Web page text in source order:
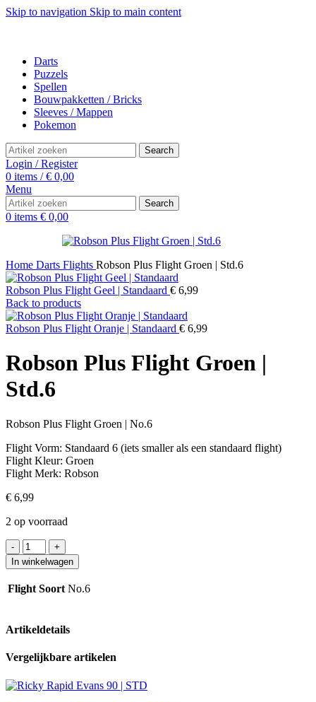
Skip to navigation Skip to main content
Darts
Puzzels
Spellen
Bouwpakketten / Bricks
Sleeves / Mappen
Pokemon
Search
Login / Register
0 items / € 0,00
Menu
Search
0 items € 0,00
Home Darts Flights Robson Plus Flight Groen | Std.6
Robson Plus Flight Geel | Standaard € 6,99
Back to products
Robson Plus Flight Oranje | Standaard € 6,99
Robson Plus Flight Groen |
Std.6
Robson Plus Flight Groen | No.6
Flight Vorm: Standaard 6 (iets smaller als een standaard flight)
Flight Kleur: Groen
Flight Merk: Robson
€ 6,99
2 op voorraad
Robson
Plus
Flight
Groen
|
In winkelwagen
Flight Soort No.6
Artikeldetails
Vergelijkbare artikelen